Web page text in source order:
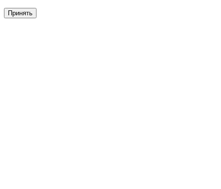
Принять